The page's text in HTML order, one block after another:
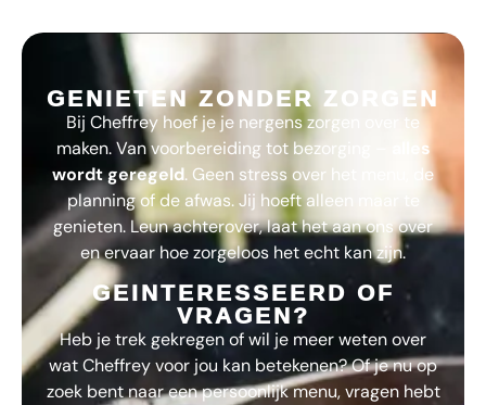
GENIETEN ZONDER ZORGEN
Bij Cheffrey hoef je je nergens zorgen over te
maken. Van voorbereiding tot bezorging –
alles
wordt geregeld. Geen stress over het menu, de
planning of de afwas. Jij hoeft alleen maar te
genieten. Leun achterover, laat het aan ons over
en ervaar hoe zorgeloos het echt kan zijn.
GEINTERESSEERD OF
VRAGEN?
Heb je trek gekregen of wil je meer weten over
watCheffreyvoor jou kan betekenen? Of je nu op
zoek bent naar een persoonlijk menu, vragen hebt